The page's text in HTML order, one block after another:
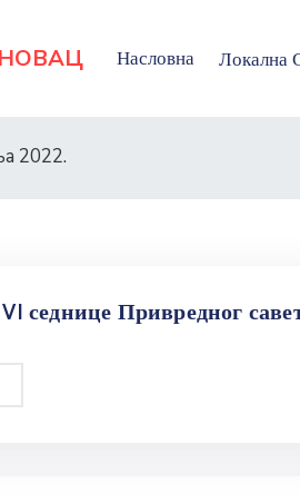
Насловна Локална
2022.
седнице Привредног